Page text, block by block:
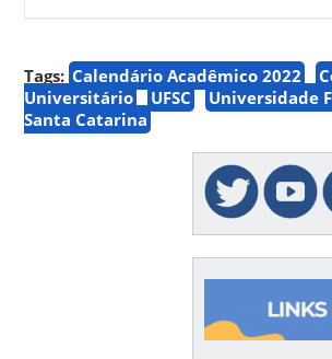
Tags: Calendário Acadêmico 2022
Universitário
UFSC
Universidade
Santa Catarina